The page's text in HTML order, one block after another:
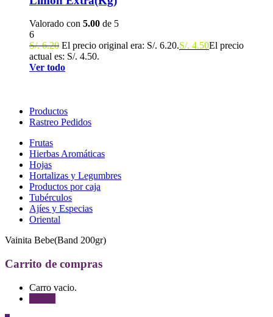
Valorado con 5.00 de 5
6
S/.6.20 El precio original era: S/. 6.20.S/. 4.50El precio
actual es: S/. 4.50.
Ver todo
Productos
Rastreo Pedidos
Frutas
Hierbas Aromáticas
Hojas
Hortalizas y Legumbres
Productos por caja
Tubérculos
Ajíes y Especias
Oriental
Vainita Bebe(Band 200gr)
Carrito de compras
Carro vacio.